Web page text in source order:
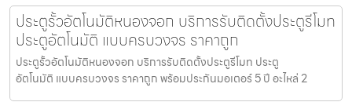
ประตูรั้วอัตโนมัติหนองจอก บริการรับติดตั้งประตูรีโมท
ประตูอัตโนมัติ แบบครบวงจร ราคาถูก
ประตูรั้วอัตโนมัติหนองจอก บริการรับติดตั้งประตูรีโมท ประตู
อัตโนมัติ แบบครบวงจร ราคาถูก พร้อมประกันมอเตอร์ 5 ปี อะไหล่ 2